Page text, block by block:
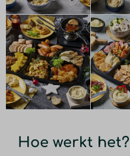
Hoe werkt het?